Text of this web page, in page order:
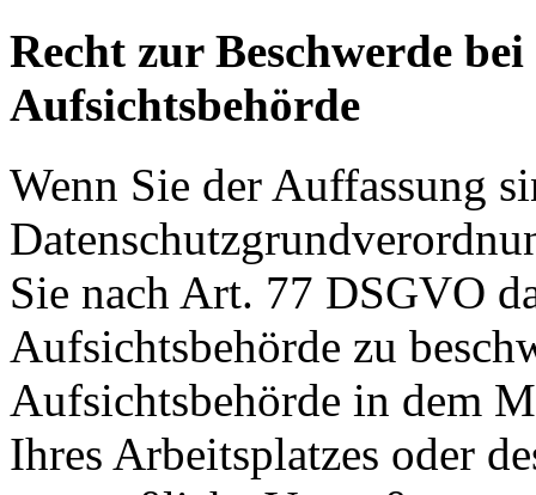
Recht zur Beschwerde
Aufsichtsbehörde
Wenn Sie der Auffassung
Sie nach Art. 77 DSGVO
Aufsichtsbehörde zu
Aufsichtsbehörde in dem
Ihres Arbeitsplatzes oder